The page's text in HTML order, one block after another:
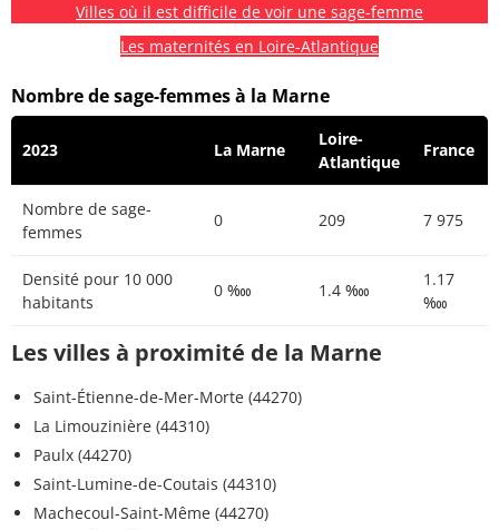
Villes où il est difficile de voir une sage-femme
Les maternités en Loire-Atlantique
Nombre de sage-femmes à la Marne
2023 La Marne
Loire-
Atlantique
France
Nombre de sage-
femmes
0 209 7 975
Densité pour 10 000
habitants
0 ‱ 1.4 ‱
1.17
‱
Les villes à proximité de la Marne
Saint-Étienne-de-Mer-Morte (44270)
La Limouzinière (44310)
Paulx (44270)
Saint-Lumine-de-Coutais (44310)
Machecoul-Saint-Même (44270)